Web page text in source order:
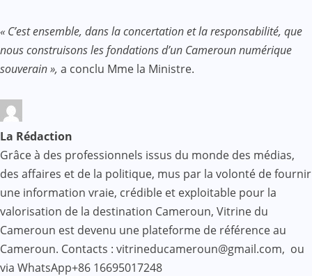
« C’est ensemble, dans la concertation et la responsabilité, que
nous construisons les fondations d’un Cameroun numérique
souverain », a conclu Mme la Ministre.
La Rédaction
Grâce à des professionnels issus du monde des médias,
des affaires et de la politique, mus par la volonté de fournir
une information vraie, crédible et exploitable pour la
valorisation de la destination Cameroun, Vitrine du
Cameroun est devenu une plateforme de référence au
Cameroun. Contacts : vitrineducameroun@gmail.com, ou
via WhatsApp+86 16695017248